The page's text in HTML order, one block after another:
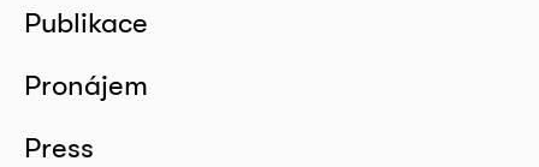
Publikace
Pronájem
Press